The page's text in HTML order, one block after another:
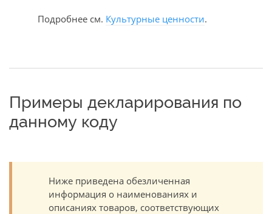
Подробнее см. Культурные ценности.
Примеры декларирования по
данному коду
Ниже приведена обезличенная
информация о наименованиях и
описаниях товаров, соответствующих